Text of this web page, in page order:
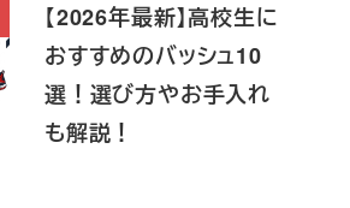
【2026年最新】高校生に
おすすめのバッシュ10
選！選び方やお手入れ
も解説！